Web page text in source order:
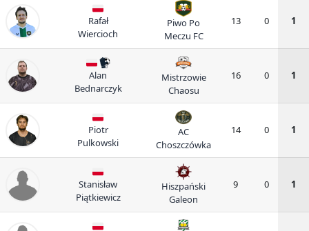
Rafał
Wiercioch
Piwo Po
Meczu FC
13 0 1
Alan
Bednarczyk
Mistrzowie
Chaosu
16 0 1
Piotr
Pulkowski
AC
Choszczówka
14 0 1
Stanisław
Piątkiewicz
Hiszpański
Galeon
9 0 1